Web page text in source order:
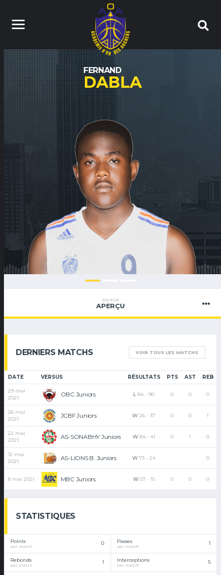
FERNAND
DABLA
JOUEUR
APERÇU
DERNIERS MATCHS VOIR TOUS LES MATCHS
DATE VERSUS RÉSULTATS PTS AST REB
29 mai
2021
OBC Juniors L 84 - 90 0 0 0
26 mai
2021
JCBF Juniors W 26 - 37 0 0 1
22 mai
2021
AS-SONABHY Juniors W 84- 41 0 1 0
12 mai
2021
AS-LIONS B. Juniors W 73 - 24 0
8 mai 2021 MBC Juniors W 57 - 15 0 0 0
STATISTIQUES
Points
par match 0 Passes
par match 1
Rebonds
par match 1 Interceptions
par match 5